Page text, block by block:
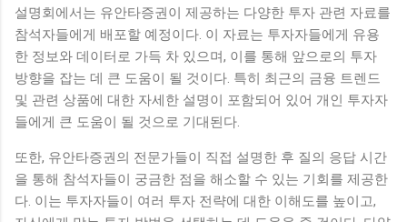
설명회에서는 유안타증권이 제공하는 다양한 투자 관련 자료를
참석자들에게 배포할 예정이다. 이 자료는 투자자들에게 유용
한 정보와 데이터로 가득 차 있으며, 이를 통해 앞으로의 투자
방향을 잡는 데 큰 도움이 될 것이다. 특히 최근의 금융 트렌드
및 관련 상품에 대한 자세한 설명이 포함되어 있어 개인 투자자
들에게 큰 도움이 될 것으로 기대된다.
또한, 유안타증권의 전문가들이 직접 설명한 후 질의 응답 시간
을 통해 참석자들이 궁금한 점을 해소할 수 있는 기회를 제공한
다. 이는 투자자들이 여러 투자 전략에 대한 이해도를 높이고,